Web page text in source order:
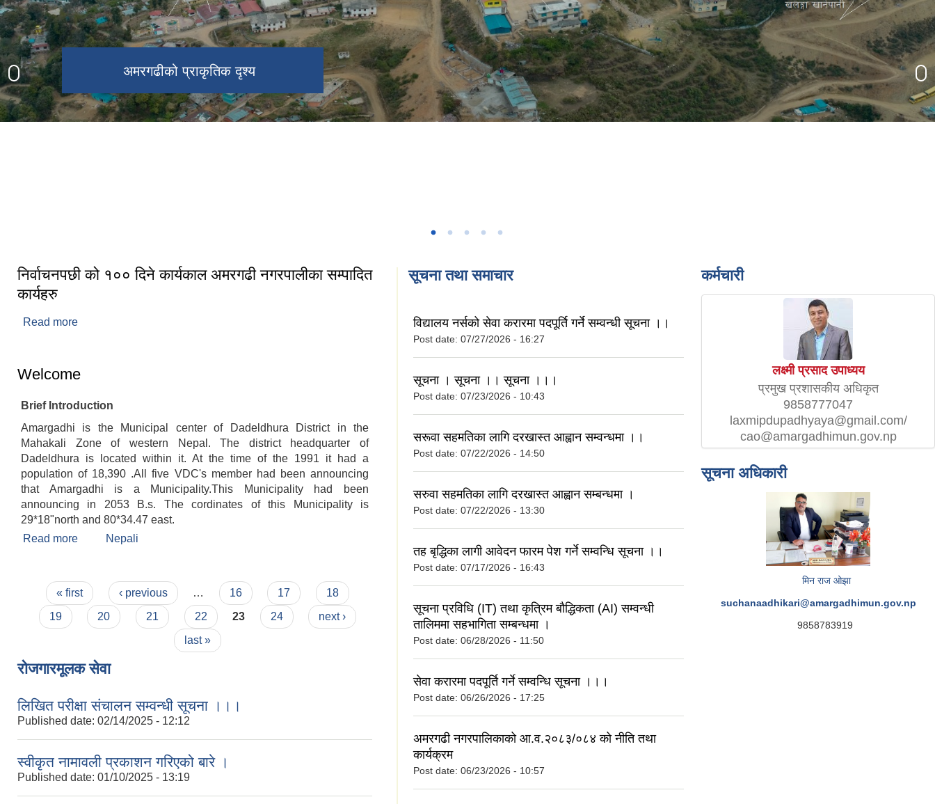
अमरगढीको प्राकृतिक दृश्य
निर्वाचनपछी को १०० दिने कार्यकाल अमरगढी नगरपालीका सम्पादित
कार्यहरु
Read more
Welcome
Brief Introduction
Amargadhi is the Municipal center of Dadeldhura District in the
Mahakali Zone of western Nepal. The district headquarter of
Dadeldhura is located within it. At the time of the 1991 it had a
population of 18,390 .All five VDC's member had been announcing
that Amargadhi is a Municipality.This Municipality had been
announcing in 2053 B.s. The cordinates of this Municipality is
29*18"north and 80*34.47 east.
Read more about Welcome
Nepali
Pages
« first ‹ previous … 16 17
18
19
20 21 22 23 24
next ›
last »
रोजगारमूलक सेवा
लिखित परीक्षा संचालन सम्वन्धी सूचना ।।।
Published date: 02/14/2025 - 12:12
स्वीकृत नामावली प्रकाशन गरिएको बारे ।
Published date: 01/10/2025 - 13:19
सूचना तथा समाचार
विद्यालय नर्सको सेवा करारमा पदपूर्ति गर्ने सम्वन्धी सूचना ।।
Post date: 07/27/2026 - 16:27
सूचना । सूचना ।। सूचना ।।।
Post date: 07/23/2026 - 10:43
सरूवा सहमतिका लागि दरखास्त आह्वान सम्वन्धमा ।।
Post date: 07/22/2026 - 14:50
सरुवा सहमतिका लागि दरखास्त आह्वान सम्बन्धमा ।
Post date: 07/22/2026 - 13:30
तह बृद्धिका लागी आवेदन फारम पेश गर्ने सम्वन्धि सूचना ।।
Post date: 07/17/2026 - 16:43
सूचना प्रविधि (IT) तथा कृत्रिम बौद्धिकता (AI) सम्वन्धी
तालिममा सहभागिता सम्बन्धमा ।
Post date: 06/28/2026 - 11:50
सेवा करारमा पदपूर्ति गर्ने सम्वन्धि सूचना ।।।
Post date: 06/26/2026 - 17:25
अमरगढी नगरपालिकाको आ.व.२०८३/०८४ को नीति तथा
कार्यक्रम
Post date: 06/23/2026 - 10:57
कर्मचारी
लक्ष्मी प्रसाद उपाध्यय
प्रमुख प्रशासकीय अधिकृत
9858777047
laxmipdupadhyaya@gmail.com/
cao@amargadhimun.gov.np
सूचना अधिकारी
मिन राज ओझा
suchanaadhikari@amargadhimun.gov.np
9858783919